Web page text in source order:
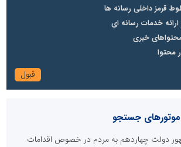
قرمز داخلی رسانه ها
خدمات رسانه ای
محتواهای خبری
محتوا
موتورهای جستجو
دولت چهاردهم به مردم در خصوص اقدامات